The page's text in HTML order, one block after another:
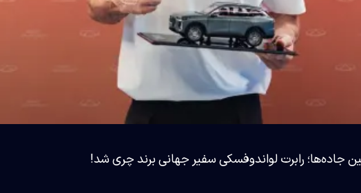
جاده‌ها؛ رابرت لواندوفسکی سفیر جهانی برند چری شد!